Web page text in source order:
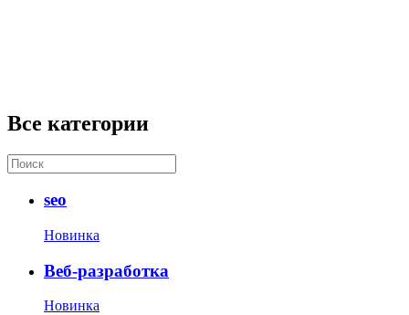
Все категории
seo
Новинка
Веб-разработка
Новинка